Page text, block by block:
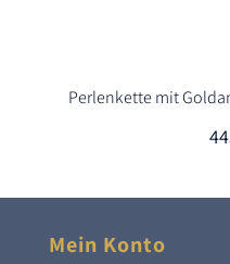
Perlenkette mit
Mein Konto